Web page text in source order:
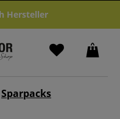
Hersteller
Sparpacks